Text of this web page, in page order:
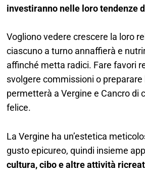
investiranno nelle loro tendenze
Vogliono vedere crescere la loro
ciascuno a turno annaffierà e
affinché metta radici. Fare favori
svolgere commissioni o preparare
permetterà a Vergine e Cancro di
felice.
La Vergine ha un’estetica
gusto epicureo, quindi insieme
cultura, cibo e altre attività